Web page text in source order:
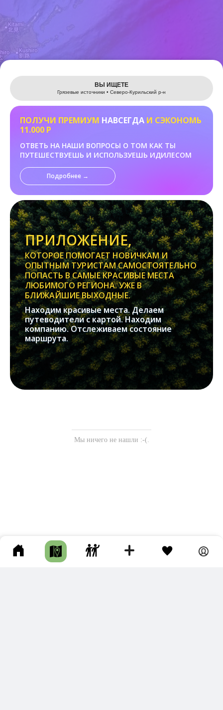
Leaflet
ВЫ ИЩЕТЕ
Грязевые источники • Северо-Курильский р-н
ПОЛУЧИ ПРЕМИУМ НАВСЕГДА И СЭКОНОМЬ
11.000 Р
ОТВЕТЬ НА НАШИ ВОПРОСЫ О ТОМ КАК ТЫ
ПУТЕШЕСТВУЕШЬ И ИСПОЛЬЗУЕШЬ ИДИЛЕСОМ
Подробнее →
ПРИЛОЖЕНИЕ,
КОТОРОЕ ПОМОГАЕТ НОВИЧКАМ И
ОПЫТНЫМ ТУРИСТАМ САМОСТОЯТЕЛЬНО
ПОПАСТЬ В САМЫЕ КРАСИВЫЕ МЕСТА
ЛЮБИМОГО РЕГИОНА. УЖЕ В
БЛИЖАЙШИЕ ВЫХОДНЫЕ.
Находим красивые места. Делаем
путеводители с картой. Находим
компанию. Отслеживаем состояние
маршрута.
Мы ничего не нашли :-(.